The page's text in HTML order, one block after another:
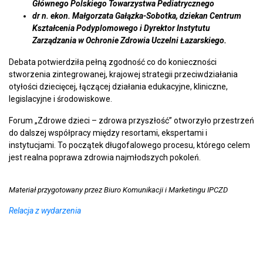
Głównego Polskiego Towarzystwa Pediatrycznego
dr n. ekon. Małgorzata Gałązka-Sobotka, dziekan Centrum
Kształcenia Podyplomowego i Dyrektor Instytutu
Zarządzania w Ochronie Zdrowia Uczelni Łazarskiego.
Debata potwierdziła pełną zgodność co do konieczności
stworzenia zintegrowanej, krajowej strategii przeciwdziałania
otyłości dziecięcej, łączącej działania edukacyjne, kliniczne,
legislacyjne i środowiskowe.
Forum „Zdrowe dzieci – zdrowa przyszłość” otworzyło przestrzeń
do dalszej współpracy między resortami, ekspertami i
instytucjami. To początek długofalowego procesu, którego celem
jest realna poprawa zdrowia najmłodszych pokoleń.
Materiał przygotowany przez Biuro Komunikacji i Marketingu IPCZD
Relacja z wydarzenia